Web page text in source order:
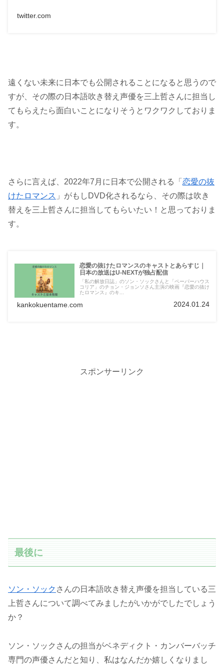
twitter.com
遠くない未来に日本でも公開されることになると思うので
すが、その際の日本語吹き替え声優を三上哲さんに担当し
てもらえたら面白いことになりそうとワクワクしておりま
す。
さらに言えば、2022年7月に日本で公開される「 恋愛の抜
けたロマンス 」がもしDVD化されるなら、その際は吹き
替えを三上哲さんに担当してもらいたい！と思っておりま
す。
恋愛の抜けたロマンスのキャストとあらすじ｜
日本の放送はU-NEXTが独占配信
「私の解放日誌」のソン・ソックさんと「ペーパーハウス
コリア」のチョン・ジョンソさん主演の映画『恋愛の抜け
たロマンス』のキ...
kankokuentame.com 2024.01.24
スポンサーリンク
最後に
ソン・ソック さんの日本語吹き替え声優を担当している三
上哲さんについて調べてみましたがいかがでしたでしょう
か？
ソン・ソックさんの担当がベネディクト・カンバーバッチ
専門の声優さんだと知り、私はなんだか嬉しくなりまし